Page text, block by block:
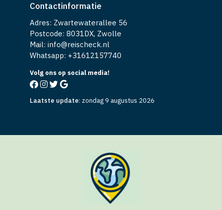
Contactinformatie
Adres: Zwartewaterallee 56
Postcode: 8031DX, Zwolle
Mail: info@reischeck.nl
Whatsapp: +31612157740
Volg ons op social media!
Laatste update: zondag 9 augustus 2026